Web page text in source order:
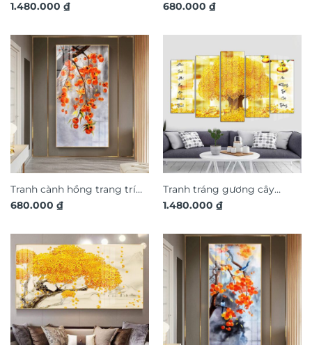
đồng tiền thu hút tài lộc
1.480.000 ₫
công trang trí phòng khách
680.000 ₫
Tranh cành hồng trang trí
phòng khách TG3213
680.000 ₫
Tranh tráng gương cây
đồng tiền thu hút tài lộc
1.480.000 ₫